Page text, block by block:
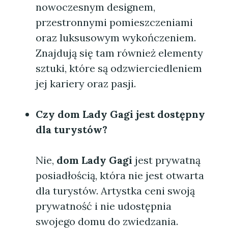
nowoczesnym designem,
przestronnymi pomieszczeniami
oraz luksusowym wykończeniem.
Znajdują się tam również elementy
sztuki, które są odzwierciedleniem
jej kariery oraz pasji.
Czy dom Lady Gagi jest dostępny
dla turystów?
Nie, dom Lady Gagi jest prywatną
posiadłością, która nie jest otwarta
dla turystów. Artystka ceni swoją
prywatność i nie udostępnia
swojego domu do zwiedzania.